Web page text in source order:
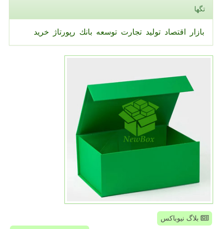
تگها
بازار اقتصاد تولید تجارت توسعه بانك رپورتاژ خرید
بلاگ نیوباکس